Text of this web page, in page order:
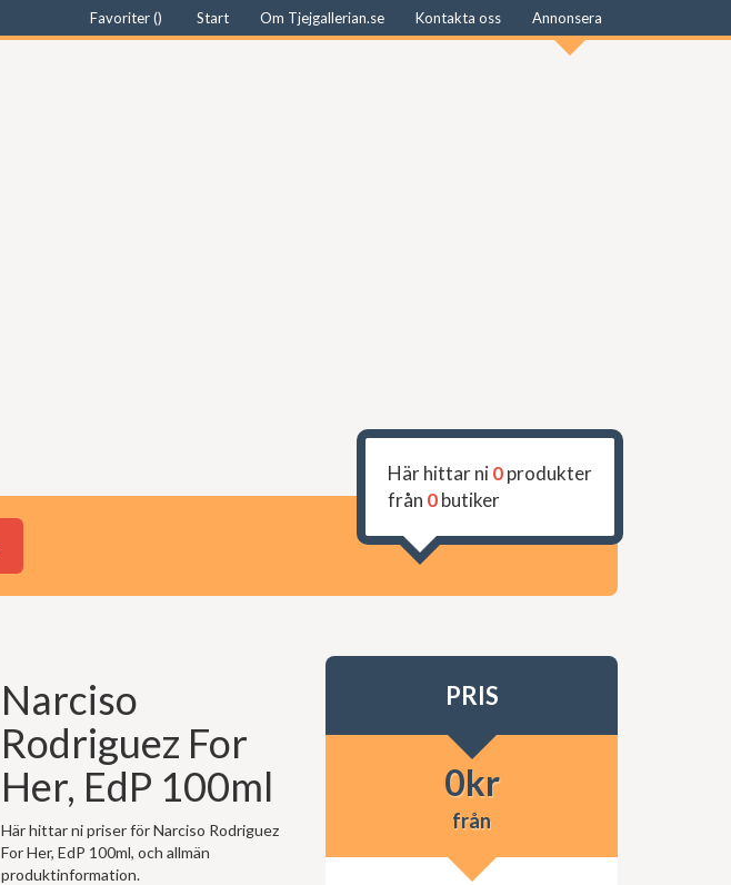
Favoriter () Start Om Tjejgallerian.se Kontakta oss Annonsera
Här hittar ni0produkter
från 0butiker
Narciso
Rodriguez For
Her, EdP 100ml
Här hittar ni priser för Narciso Rodriguez
For Her, EdP 100ml, och allmän
produktinformation.
PRIS
0kr
från